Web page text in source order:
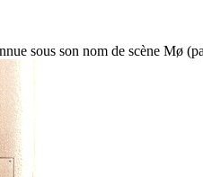
sous son nom de scène Mø